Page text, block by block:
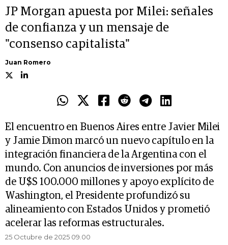
JP Morgan apuesta por Milei: señales
de confianza y un mensaje de
"consenso capitalista"
Juan Romero
El encuentro en Buenos Aires entre Javier Milei
y Jamie Dimon marcó un nuevo capítulo en la
integración financiera de la Argentina con el
mundo. Con anuncios de inversiones por más
de U$S 100.000 millones y apoyo explícito de
Washington, el Presidente profundizó su
alineamiento con Estados Unidos y prometió
acelerar las reformas estructurales.
25 Octubre de 2025 09.00